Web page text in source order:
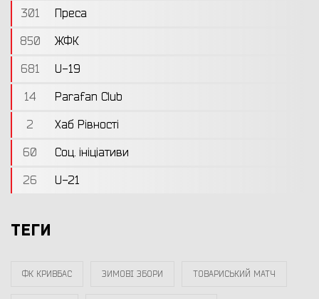
301
Преса
850
ЖФК
681
U-19
14
Parafan Club
2
Хаб Рівності
60
Соц. ініціативи
26
U-21
ТЕГИ
ФК КРИВБАС ЗИМОВІ ЗБОРИ ТОВАРИСЬКИЙ МАТЧ